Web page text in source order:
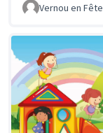
Vernou en Fête